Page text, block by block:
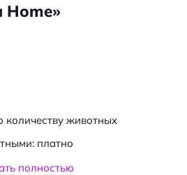
Home»
количеству животных
платно
полностью